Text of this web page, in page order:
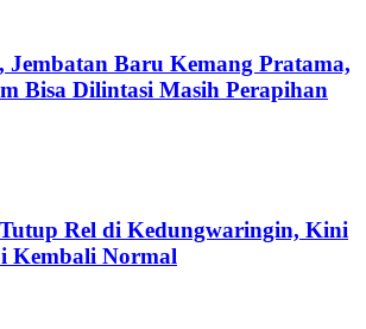
Jembatan Baru Kemang Pratama,
Bisa Dilintasi Masih Perapihan
Rel di Kedungwaringin, Kini
Kembali Normal